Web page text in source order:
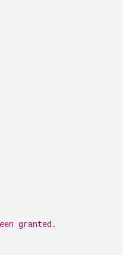
granted.